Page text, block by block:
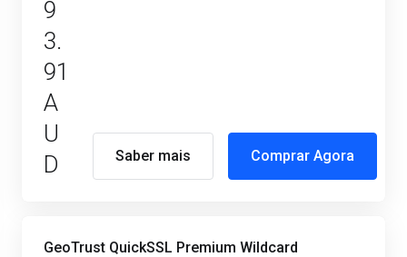
9
3.
91
A
U
D
Saber mais Comprar Agora
GeoTrust QuickSSL Premium Wildcard